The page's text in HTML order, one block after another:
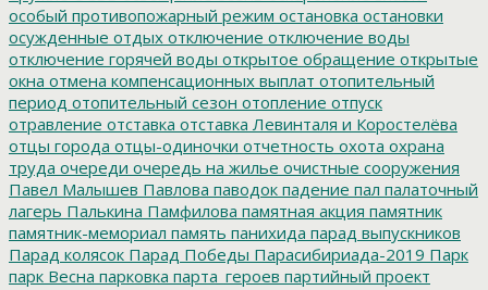
особый противопожарный режим остановка остановки
осужденные отдых отключение отключение воды
отключение горячей воды открытое обращение открытые
окна отмена компенсационных выплат отопительный
период отопительный сезон отопление отпуск
отравление отставка отставка Левинталя и Коростелёва
отцы города отцы-одиночки отчетность охота охрана
труда очереди очередь на жилье очистные сооружения
Павел Малышев Павлова паводок падение пал палаточный
лагерь Палькина Памфилова памятная акция памятник
памятник-мемориал память панихида парад выпускников
Парад колясок Парад Победы Парасибириада-2019 Парк
парк Весна парковка парта_героев партийный проект